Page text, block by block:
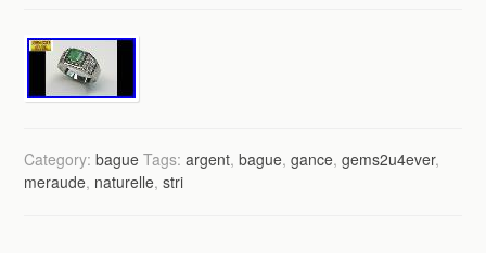
Category:bague Tags:argent,bague,gance,gems2u4ever,
meraude, naturelle,stri